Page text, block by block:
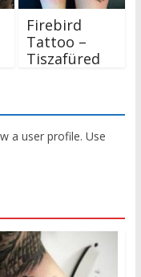
Firebird
Tattoo –
Tiszafüred
a user profile. Use